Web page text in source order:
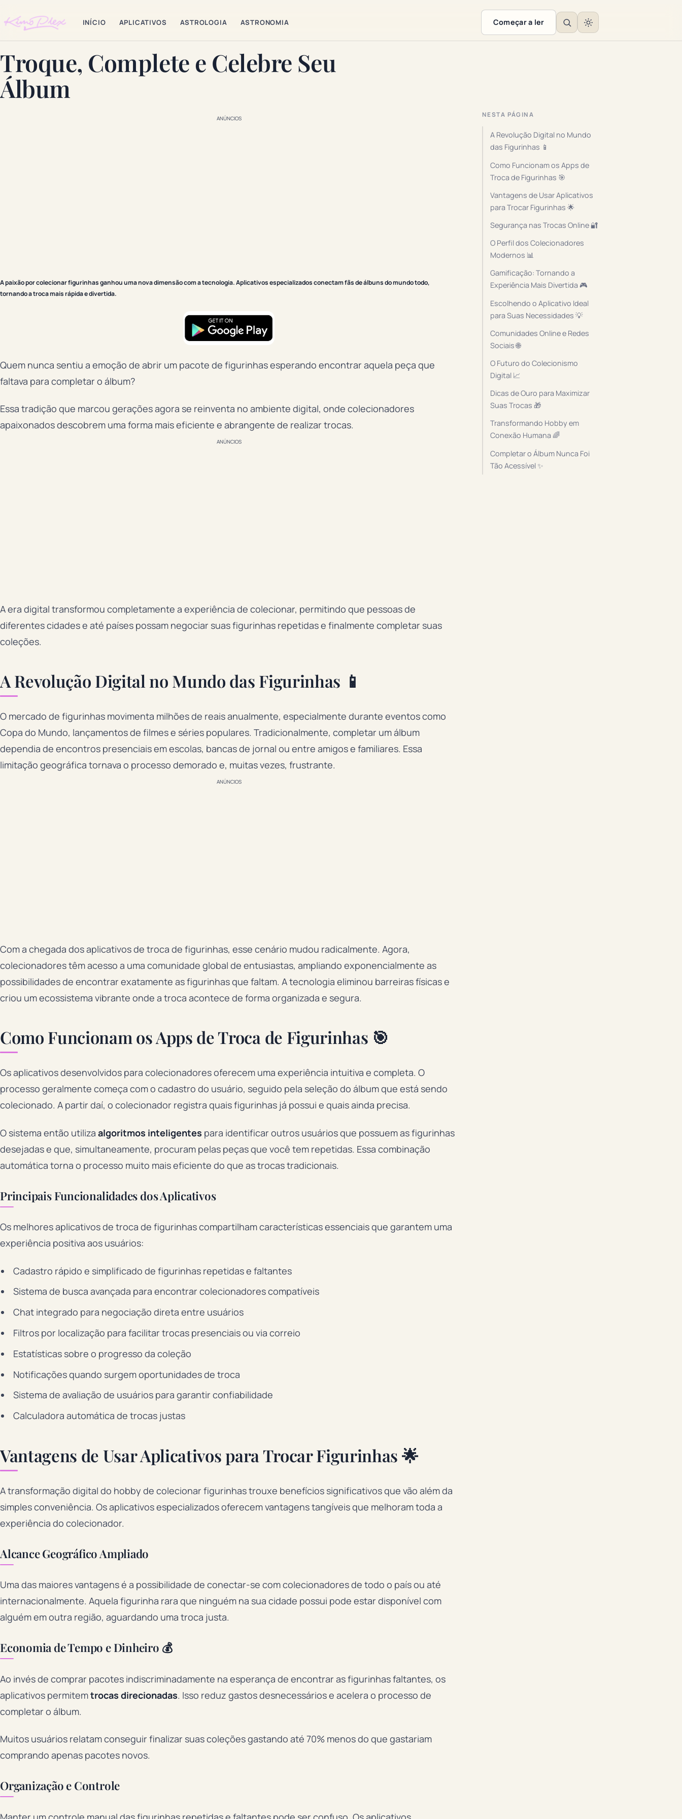
INÍCIO APLICATIVOS ASTROLOGIA ASTRONOMIA Começar a ler
Troque, Complete e Celebre Seu
Álbum
ANÚNCIOS
A paixão por colecionar figurinhas ganhou uma nova dimensão com a tecnologia. Aplicativos especializados conectam fãs de álbuns do mundo todo,
tornando a troca mais rápida e divertida.
Quem nunca sentiu a emoção de abrir um pacote de figurinhas esperando encontrar aquela peça que
faltava para completar o álbum?
Essa tradição que marcou gerações agora se reinventa no ambiente digital, onde colecionadores
apaixonados descobrem uma forma mais eficiente e abrangente de realizar trocas.
ANÚNCIOS
A era digital transformou completamente a experiência de colecionar, permitindo que pessoas de
diferentes cidades e até países possam negociar suas figurinhas repetidas e finalmente completar suas
coleções.
A Revolução Digital no Mundo das Figurinhas 📱
O mercado de figurinhas movimenta milhões de reais anualmente, especialmente durante eventos como
Copa do Mundo, lançamentos de filmes e séries populares. Tradicionalmente, completar um álbum
dependia de encontros presenciais em escolas, bancas de jornal ou entre amigos e familiares. Essa
limitação geográfica tornava o processo demorado e, muitas vezes, frustrante.
ANÚNCIOS
Com a chegada dos aplicativos de troca de figurinhas, esse cenário mudou radicalmente. Agora,
colecionadores têm acesso a uma comunidade global de entusiastas, ampliando exponencialmente as
possibilidades de encontrar exatamente as figurinhas que faltam. A tecnologia eliminou barreiras físicas e
criou um ecossistema vibrante onde a troca acontece de forma organizada e segura.
Como Funcionam os Apps de Troca de Figurinhas 🎯
Os aplicativos desenvolvidos para colecionadores oferecem uma experiência intuitiva e completa. O
processo geralmente começa com o cadastro do usuário, seguido pela seleção do álbum que está sendo
colecionado. A partir daí, o colecionador registra quais figurinhas já possui e quais ainda precisa.
O sistema então utiliza algoritmos inteligentes para identificar outros usuários que possuem as figurinhas
desejadas e que, simultaneamente, procuram pelas peças que você tem repetidas. Essa combinação
automática torna o processo muito mais eficiente do que as trocas tradicionais.
Principais Funcionalidades dos Aplicativos
Os melhores aplicativos de troca de figurinhas compartilham características essenciais que garantem uma
experiência positiva aos usuários:
Cadastro rápido e simplificado de figurinhas repetidas e faltantes
Sistema de busca avançada para encontrar colecionadores compatíveis
Chat integrado para negociação direta entre usuários
Filtros por localização para facilitar trocas presenciais ou via correio
Estatísticas sobre o progresso da coleção
Notificações quando surgem oportunidades de troca
Sistema de avaliação de usuários para garantir confiabilidade
Calculadora automática de trocas justas
Vantagens de Usar Aplicativos para Trocar Figurinhas 🌟
A transformação digital do hobby de colecionar figurinhas trouxe benefícios significativos que vão além da
simples conveniência. Os aplicativos especializados oferecem vantagens tangíveis que melhoram toda a
experiência do colecionador.
Alcance Geográfico Ampliado
Uma das maiores vantagens é a possibilidade de conectar-se com colecionadores de todo o país ou até
internacionalmente. Aquela figurinha rara que ninguém na sua cidade possui pode estar disponível com
alguém em outra região, aguardando uma troca justa.
Economia de Tempo e Dinheiro 💰
Ao invés de comprar pacotes indiscriminadamente na esperança de encontrar as figurinhas faltantes, os
aplicativos permitemtrocas direcionadas. Isso reduz gastos desnecessários e acelera o processo de
completar o álbum.
Muitos usuários relatam conseguir finalizar suas coleções gastando até 70% menos do que gastariam
comprando apenas pacotes novos.
Organização e Controle
NESTA PÁGINA
A Revolução Digital no Mundo
das Figurinhas 📱
Como Funcionam os Apps de
Troca de Figurinhas 🎯
Vantagens de Usar Aplicativos
para Trocar Figurinhas 🌟
Segurança nas Trocas Online 🔐
O Perfil dos Colecionadores
Modernos 📊
Gamificação: Tornando a
Experiência Mais Divertida 🎮
Escolhendo o Aplicativo Ideal
para Suas Necessidades 💡
Comunidades Online e Redes
Sociais 🌐
O Futuro do Colecionismo
Digital 📈
Dicas de Ouro para Maximizar
Suas Trocas 🎁
Transformando Hobby em
Conexão Humana 🌈
Completar o Álbum Nunca Foi
Tão Acessível ✨